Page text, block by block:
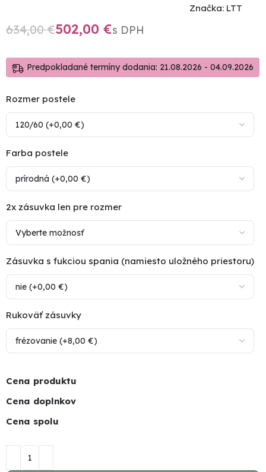
Značka: LTT
634,00€502,00€
Predpokladané termíny dodania: 21.08.2026 - 04.09.2026
Rozmer postele
Farba postele
2x zásuvka len pre rozmer
Zásuvka s fukciou spania (namiesto uložného priestoru)
Rukoväť zásuvky
Cena produktu
Cena doplnkov
Cena spolu